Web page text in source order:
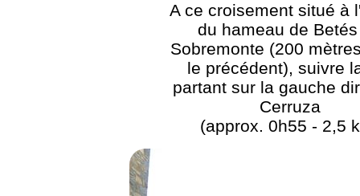
A ce croisement situé à
du hameau de
Sobremonte (200
le précédent), suivre
partant sur la gauche
Cerruza
(approx. 0h55 - 2,5